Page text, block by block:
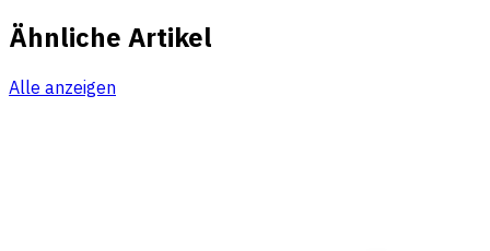
Ähnliche Artikel
Alle anzeigen